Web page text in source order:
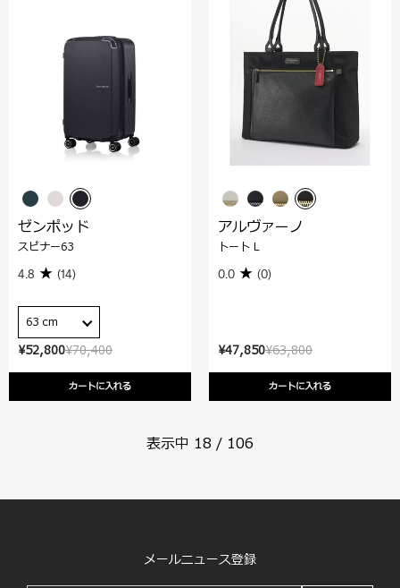
¥70,400
¥52,800
カートに入れる
ゼンポッド
スピナー63
4.8 (14)
63 cm
¥63,800
¥47,850
カートに入れる
アルヴァーノ
トート L
0.0 (0)
表示中 18 / 106
メールニュース登録